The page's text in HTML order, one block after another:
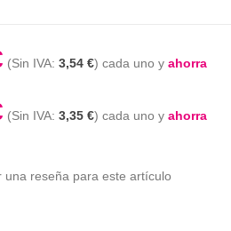
3,54 € cada uno y ahorra
3,35 € cada uno y ahorra
una reseña para este artículo